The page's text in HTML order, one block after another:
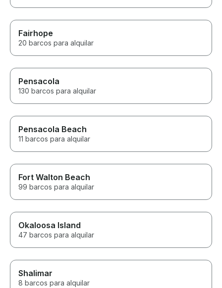
Fairhope
20 barcos para alquilar
Pensacola
130 barcos para alquilar
Pensacola Beach
11 barcos para alquilar
Fort Walton Beach
99 barcos para alquilar
Okaloosa Island
47 barcos para alquilar
Shalimar
8 barcos para alquilar